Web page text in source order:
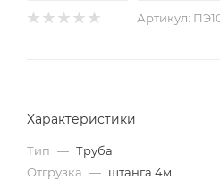
Артикул:
Характеристики
Тип — Труба
Отгрузка — штанга 4м